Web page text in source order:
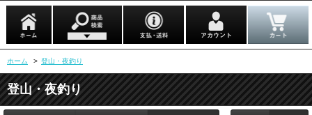
ホーム > 登山・夜釣り
登山・夜釣り